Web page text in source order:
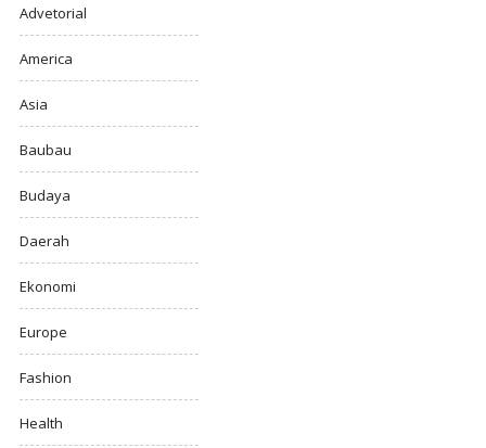
Advetorial
America
Asia
Baubau
Budaya
Daerah
Ekonomi
Europe
Fashion
Health